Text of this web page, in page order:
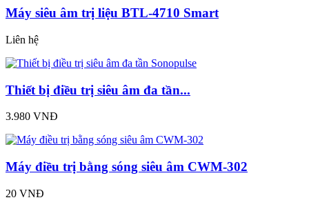
Máy siêu âm trị liệu BTL-4710 Smart
Liên hệ
Thiết bị điều trị siêu âm đa tần...
3.980 VNĐ
Máy điều trị bằng sóng siêu âm CWM-302
20 VNĐ